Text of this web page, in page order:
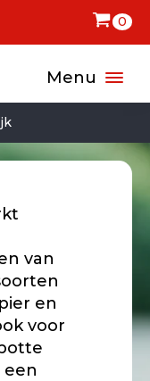
0
Menu
van
en
voor